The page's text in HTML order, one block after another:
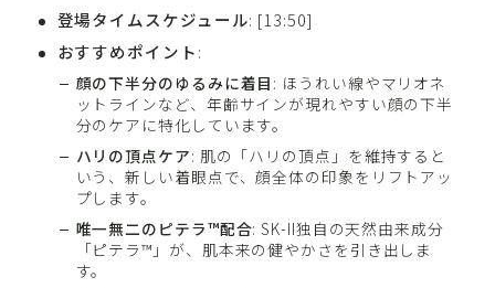
登場タイムスケジュール: [13:50]
おすすめポイント:
顔の下半分のゆるみに着目 : ほうれい線やマリオネ
ットラインなど、年齢サインが現れやすい顔の下半
分のケアに特化しています。
ハリの頂点ケア: 肌の「ハリの頂点」を維持すると
いう、新しい着眼点で、顔全体の印象をリフトアッ
プします。
唯一無二のピテラ™配合: SK-II独自の天然由来成分
「ピテラ™」が、肌本来の健やかさを引き出しま
す。